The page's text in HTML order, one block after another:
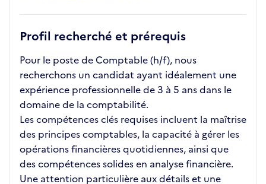
Profil recherché et prérequis
Pour le poste de Comptable (h/f), nous
recherchons un candidat ayant idéalement une
expérience professionnelle de 3 à 5 ans dans le
domaine de la comptabilité.
Les compétences clés requises incluent la maîtrise
des principes comptables, la capacité à gérer les
opérations financières quotidiennes, ainsi que
des compétences solides en analyse financière.
Une attention particulière aux détails et une